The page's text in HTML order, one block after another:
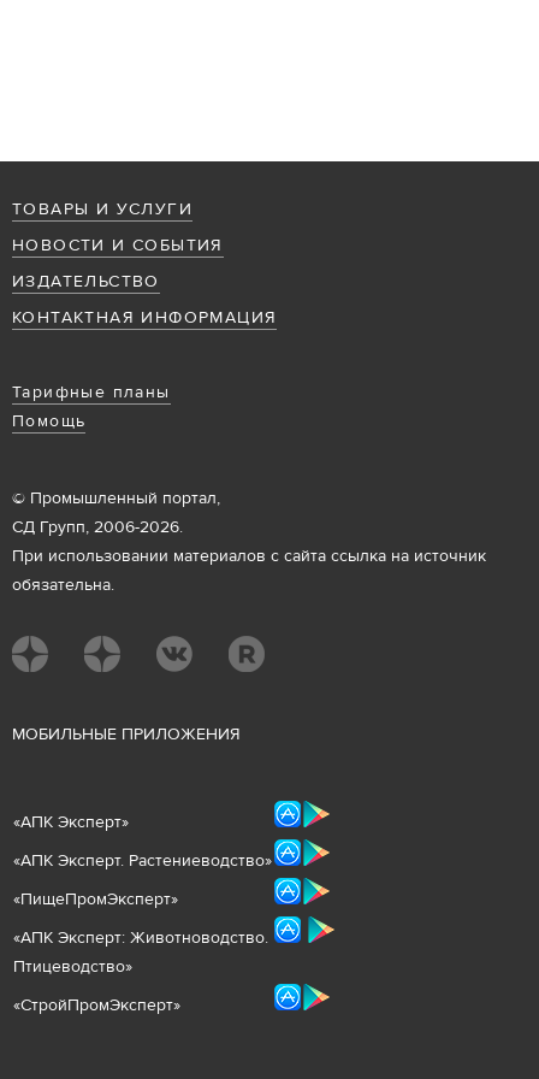
ТОВАРЫ И УСЛУГИ
НОВОСТИ И СОБЫТИЯ
ИЗДАТЕЛЬСТВО
КОНТАКТНАЯ ИНФОРМАЦИЯ
Тарифные планы
Помощь
© Промышленный портал,
СД Групп, 2006-2026.
При использовании материалов с сайта ссылка на источник
обязательна.
МОБИЛЬНЫЕ ПРИЛОЖЕНИЯ
«АПК Эксперт»
«АПК Эксперт. Растениеводство»
«ПищеПромЭксперт»
«АПК Эксперт: Животноводство.
Птицеводство»
«СтройПромЭксперт»